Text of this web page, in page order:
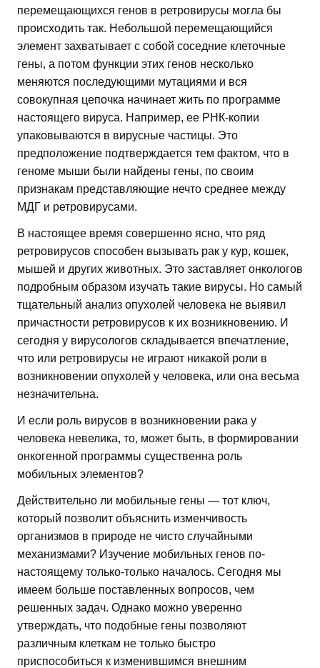
перемещающихся генов в ретровирусы могла бы
происходить так. Небольшой перемещающийся
элемент захватывает с собой соседние клеточные
гены, а потом функции этих генов несколько
меняются последующими мутациями и вся
совокупная цепочка начинает жить по программе
настоящего вируса. Например, ее РНК-копии
упаковываются в вирусные частицы. Это
предположение подтверждается тем фактом, что в
геноме мыши были найдены гены, по своим
признакам представляющие нечто среднее между
МДГ и ретровирусами.
В настоящее время совершенно ясно, что ряд
ретровирусов способен вызывать рак у кур, кошек,
мышей и других животных. Это заставляет онкологов
подробным образом изучать такие вирусы. Но самый
тщательный анализ опухолей человека не выявил
причастности ретровирусов к их возникновению. И
сегодня у вирусологов складывается впечатление,
что или ретровирусы не играют никакой роли в
возникновении опухолей у человека, или она весьма
незначительна.
И если роль вирусов в возникновении рака у
человека невелика, то, может быть, в формировании
онкогенной программы существенна роль
мобильных элементов?
Действительно ли мобильные гены — тот ключ,
который позволит объяснить изменчивость
организмов в природе не чисто случайными
механизмами? Изучение мобильных генов по-
настоящему только-только началось. Сегодня мы
имеем больше поставленных вопросов, чем
решенных задач. Однако можно уверенно
утверждать, что подобные гены позволяют
различным клеткам не только быстро
приспособиться к изменившимся внешним